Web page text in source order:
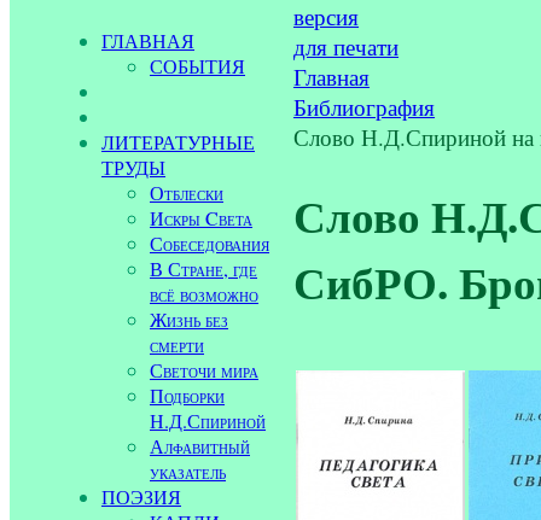
ГЛАВНАЯ
СОБЫТИЯ
ЛИТЕРАТУРНЫЕ
ТРУДЫ
Отблески
Искры Cвета
Собеседования
В Стране, где
всё возможно
Жизнь без
смерти
Светочи мира
Подборки
Н.Д.Спириной
Алфавитный
указатель
ПОЭЗИЯ
версия
для печати
Главная
Библиография
Слово Н.Д.Спириной
Слово
СибРО.